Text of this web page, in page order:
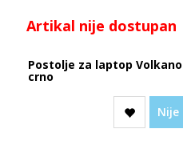
Artikal nije dostupan
Postolje za laptop Volkano
crno
Nije